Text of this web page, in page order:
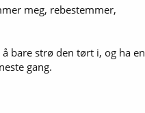
meg, rebestemmer,
bare strø den tørt i, og ha en
gang.